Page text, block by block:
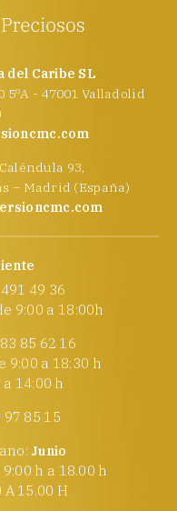
del Caribe SL
5ºA - 47001 Valladolid
93,
– Madrid (España)
49 36
9:00 a 18:00h
85 62 16
9:00 a 18:30 h
14:00 h
85 15
Junio
h a 18.00 h
15.00 H